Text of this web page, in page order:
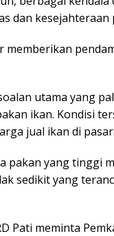
dan kesejahteraan
memberikan
utama yang
ikan. Kondisi
jual ikan di
pakan yang tinggi
sedikit yang
Pati meminta